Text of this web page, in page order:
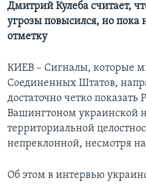
Дмитрий Кулеба считает,
угрозы повысился, но пока
отметку
КИЕВ – Сигналы, которые
Соединенных Штатов,
достаточно четко показать
Вашингтоном украинской
территориальной
непреклонной, несмотря
Об этом в интервью